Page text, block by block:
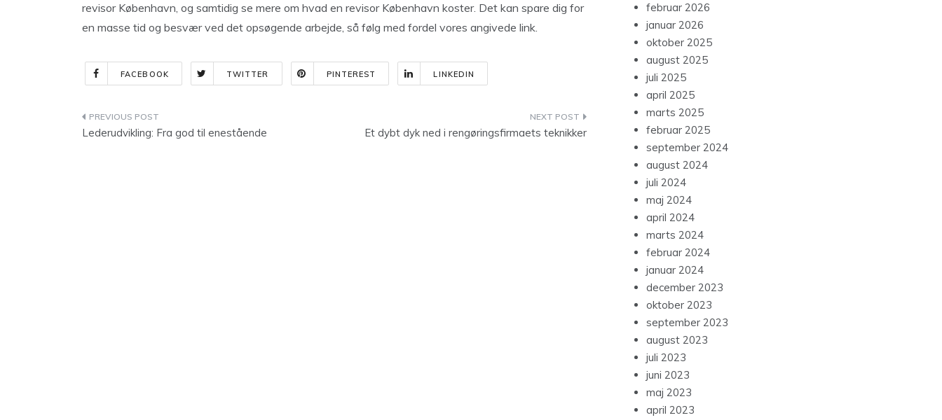
revisor København, og samtidig se mere om hvad en revisor København koster. Det kan spare dig for
en masse tid og besvær ved det opsøgende arbejde, så følg med fordel vores angivede link.
FACEBOOK TWITTER PINTEREST LINKEDIN
Indlægsnavigation
Lederudvikling: Fra god til enestående Et dybt dyk ned i rengøringsfirmaets teknikker
februar 2026
januar 2026
oktober 2025
august 2025
juli 2025
april 2025
marts 2025
februar 2025
september 2024
august 2024
juli 2024
maj 2024
april 2024
marts 2024
februar 2024
januar 2024
december 2023
oktober 2023
september 2023
august 2023
juli 2023
juni 2023
maj 2023
april 2023